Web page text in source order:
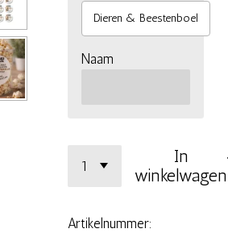
Dieren & Beestenboel
Naam
In
winkelwagen
Artikelnummer: